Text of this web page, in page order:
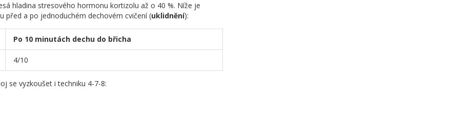
hladina stresového hormonu kortizolu až o 40 %. Níže je
před a po jednoduchém dechovém cvičení (uklidnění):
Po 10 minutách dechu do břicha
4/10
se vyzkoušet i techniku 4-7-8: